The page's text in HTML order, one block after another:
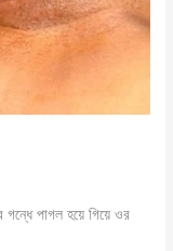
গন্ধে পাগল হয়ে গিয়ে ওর